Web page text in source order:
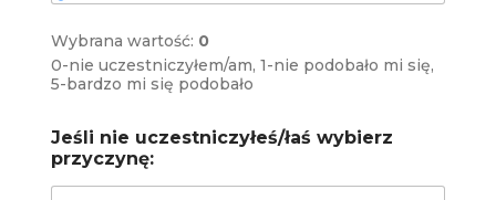
Wybrana wartość: 0
0-nie uczestniczyłem/am, 1-nie podobało mi się,
5-bardzo mi się podobało
Jeśli nie uczestniczyłeś/łaś wybierz
przyczynę: